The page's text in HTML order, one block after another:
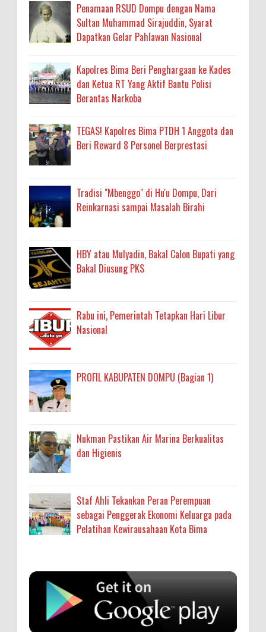
Penamaan RSUD Dompu dengan Nama
Sultan Muhammad Sirajuddin, Syarat
Dapatkan Gelar Pahlawan Nasional
Kapolres Bima Beri Penghargaan ke Kades
dan Ketua RT Yang Aktif Bantu Polisi
Berantas Narkoba
TEGAS! Kapolres Bima PTDH 1 Anggota dan
Beri Reward 8 Personel Berprestasi
Tradisi "Mbenggo" di Hu'u Dompu, Dari
Reinkarnasi sampai Masalah Birahi
HBY atau Mulyadin, Bakal Calon Bupati yang
Bakal Diusung PKS
Rabu ini, Pemerintah Tetapkan Hari Libur
Nasional
PROFIL KABUPATEN DOMPU (Bagian 1)
Nukman Pastikan Air Marina Berkualitas
dan Higienis
Staf Ahli Tekankan Peran Perempuan
sebagai Penggerak Ekonomi Keluarga pada
Pelatihan Kewirausahaan Kota Bima
Anonymous
sumbu pdk nh org
SIGAPUAN dan Ikhtiar Kota Bima Menjemput
Korban Kekerasan
Oleh: MardiaturrahmahAdministrasi Kesehatan
Ahli Madya, Dinas Kesehatan... read more